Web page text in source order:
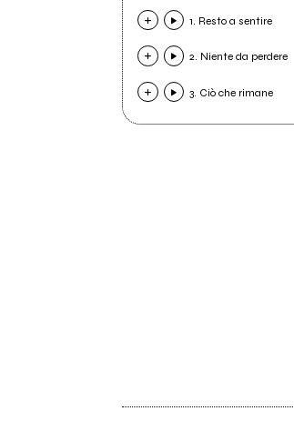
1. Resto a sentire
2. Niente da perdere
3. Ciò che rimane